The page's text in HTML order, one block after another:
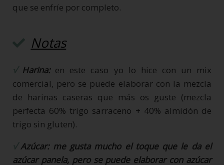
que se enfríe por completo.
Notas
√Harina:en este caso yo lo hice con un mix
comercial, pero se puede elaborar con la mezcla
de harinas caseras que más os guste (mezcla
perfecta 60% trigo sarraceno + 40% almidón de
trigo sin gluten).
√Azúcar: me gusta mucho el toque que le da el
azúcar panela, pero se puede elaborar con azúcar